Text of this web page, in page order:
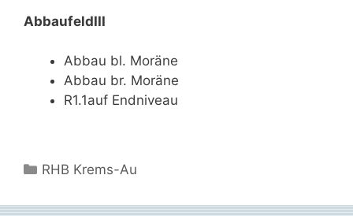
AbbaufeldIII
Abbau bl. Moräne
Abbau br. Moräne
R1.1auf Endniveau
Kategorien
RHB Krems-Au